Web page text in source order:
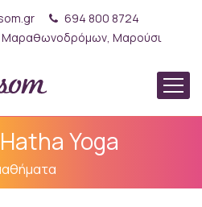
694 800 8724
Μαραθωνοδρόμων, Μαρούσι
Yoga